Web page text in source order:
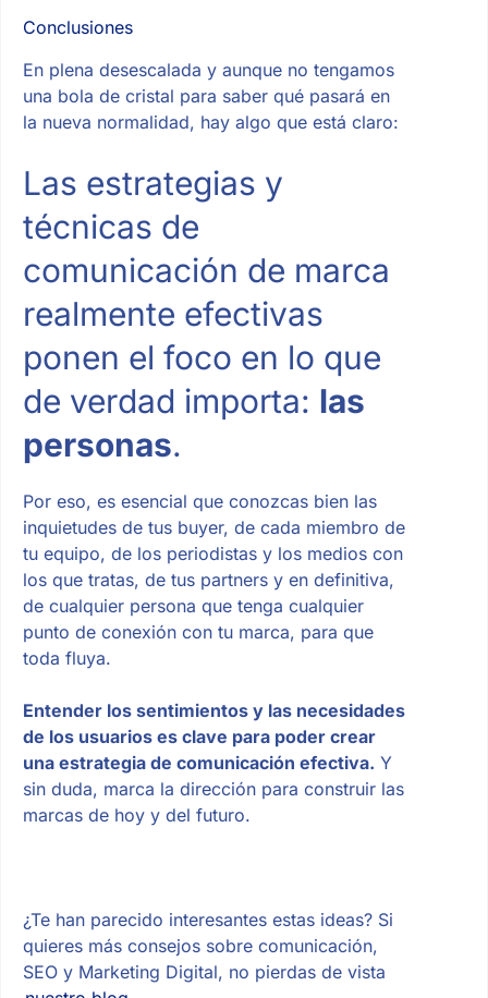
Conclusiones
En plena desescalada y aunque no tengamos
una bola de cristal para saber qué pasará en
la nueva normalidad, hay algo que está claro:
Las estrategias y
técnicas de
comunicación de marca
realmente efectivas
ponen el foco en lo que
de verdad importa: las
personas.
Por eso, es esencial que conozcas bien las
inquietudes de tus buyer, de cada miembro de
tu equipo, de los periodistas y los medios con
los que tratas, de tus partners y en definitiva,
de cualquier persona que tenga cualquier
punto de conexión con tu marca, para que
toda fluya.
Entender los sentimientos y las necesidades
de los usuarios es clave para poder crear
una estrategia de comunicación efectiva. Y
sin duda, marca la dirección para construir las
marcas de hoy y del futuro.
¿Te han parecido interesantes estas ideas? Si
quieres más consejos sobre comunicación,
SEO y Marketing Digital, no pierdas de vista